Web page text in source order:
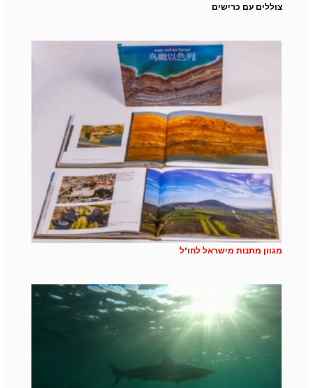
צוללים עם כרישים
מגוון מתנות מישראל לחו"ל